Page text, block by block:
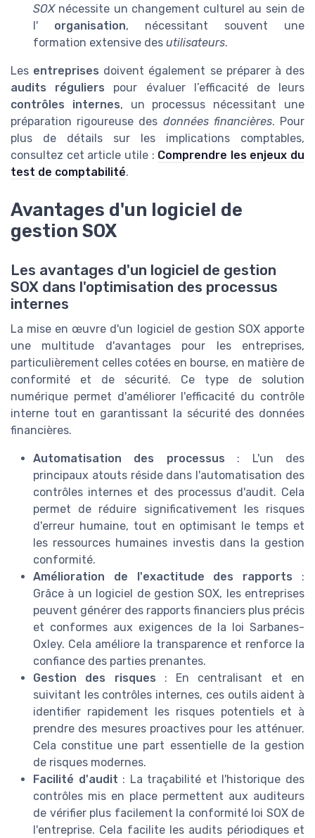
SOXnécessite un changement culturel au sein de
l' organisation, nécessitant souvent une
formation extensive des utilisateurs.
Les entreprises doivent également se préparer à des
audits réguliers pour évaluer l’efficacité de leurs
contrôles internes, un processus nécessitant une
préparation rigoureuse des données financières. Pour
plus de détails sur les implications comptables,
consultez cet article utile : Comprendre les enjeux du
test de comptabilité.
Avantages d'un logiciel de
gestion SOX
Les avantages d'un logiciel de gestion
SOX dans l'optimisation des processus
internes
La mise en œuvre d'un logiciel de gestion SOX apporte
une multitude d'avantages pour les entreprises,
particulièrement celles cotées en bourse, en matière de
conformité et de sécurité. Ce type de solution
numérique permet d'améliorer l'efficacité du contrôle
interne tout en garantissant la sécurité des données
financières.
Automatisation des processus : L'un des
principaux atouts réside dans l'automatisation des
contrôles internes et des processus d'audit. Cela
permet de réduire significativement les risques
d'erreur humaine, tout en optimisant le temps et
les ressources humaines investis dans la gestion
conformité.
Amélioration de l'exactitude des rapports :
Grâce à un logiciel de gestion SOX, les entreprises
peuvent générer des rapports financiers plus précis
et conformes aux exigences de la loi Sarbanes-
Oxley. Cela améliore la transparence et renforce la
confiance des parties prenantes.
Gestion des risques : En centralisant et en
suivitant les contrôles internes, ces outils aident à
identifier rapidement les risques potentiels et à
prendre des mesures proactives pour les atténuer.
Cela constitue une part essentielle de la gestion
de risques modernes.
Facilité d'audit : La traçabilité et l'historique des
contrôles mis en place permettent aux auditeurs
de vérifier plus facilement la conformité loi SOX de
l'entreprise. Cela facilite les audits périodiques et